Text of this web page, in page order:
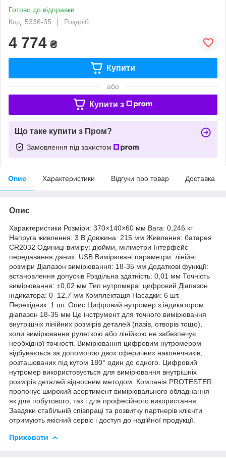
Готово до відправки
Код: 5336-35
Роздріб
4 774 ₴
Купити
або
Купити з
Що таке купити з Пром?
Замовлення під захистом
Опис Характеристики Відгуки про товар Доставка
Опис
Характеристики Розміри: 370×140×60 мм Вага: 0,246 кг
Напруга живлення: 3 В Довжина: 215 мм Живлення: батарея
CR2032 Одиниці виміру: дюйми, міліметри Інтерфейс
передавання даних: USB Вимірювані параметри: лінійні
розміри Діапазон вимірювання: 18-35 мм Додаткові функції:
встановлення допусків Роздільна здатність: 0,01 мм Точність
вимірювання: ±0,02 мм Тип нутромера: цифровий Діапазон
індикатора: 0–12,7 мм Комплектація Насадки: 6 шт.
Перехідник: 1 шт. Опис Цифровий нутромер з індикатором
діапазон 18-35 мм Це інструмент для точного вимірювання
внутрішніх лінійних розмірів деталей (пазів, отворів тощо),
коли вимірювання рулеткою або лінійкою не забезпечує
необхідної точності. Вимірювання цифровим нутромером
відбувається за допомогою двох сферичних наконечників,
розташованих під кутом 180° один до одного. Цифровий
нутромер використовується для вимірювання внутрішніх
розмірів деталей відносним методом. Компанія PROTESTER
пропонує широкий асортимент вимірювального обладнання
як для побутового, так і для професійного використання.
Завдяки стабільній співпраці та розвитку партнерів клієнти
отримують якісний сервіс і доступ до надійної продукції.
Приховати